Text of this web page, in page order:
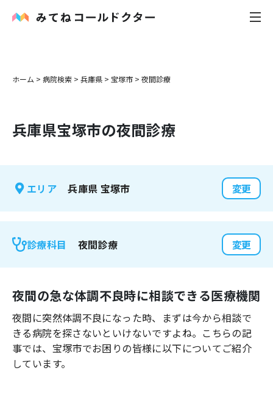
内科
花粉症
感染症
よくあるご質問
ホーム > 病院検索 > 兵庫県 > 宝塚市 > 夜間診療
兵庫県宝塚市の夜間診療
エリア 兵庫県 宝塚市 変更
診療科目 夜間診療 変更
夜間の急な体調不良時に相談できる医療機関
夜間に突然体調不良になった時、まずは今から相談で
きる病院を探さないといけないですよね。こちらの記
事では、 宝塚市でお困りの皆様に以下についてご紹介
しています。